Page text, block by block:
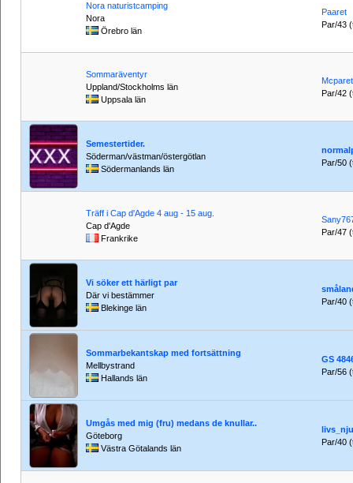
Nora naturistcamping
Nora
Örebro län
Paaret
Par/43
Sommaräventyr
Uppland/Stockholms län
Uppsala län
Mcparet
Par/42
Semestertider.
Söderman/västman/östergötlan
Södermanlands län
Par/50
Träff i Cap d'Agde 4 aug - 15 aug.
Cap d'Agde
Frankrike
Par/47
Vi söker ett härligt par
Där vi bestämmer
Blekinge län
Par/40
Sommarbekantskap med fortsättning
Mellbystrand
Hallands län
GS
Par/56
Umgås med mig (fru) medans de knullar..
Göteborg
Västra Götalands län
Par/40